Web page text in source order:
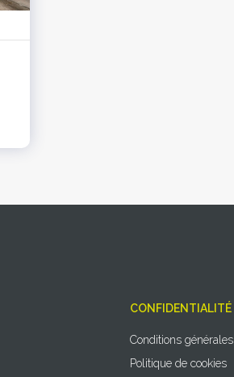
CONFIDENTIALITÉ
Conditions générales
Politique de cookies